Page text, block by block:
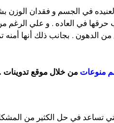
في الجسم و فقدان
حرقها في العاده . و علي
. بجانب ذلك أنها أمنه
منوعات من خلال موقع تدوينات .
تساعد في حل الكثير من